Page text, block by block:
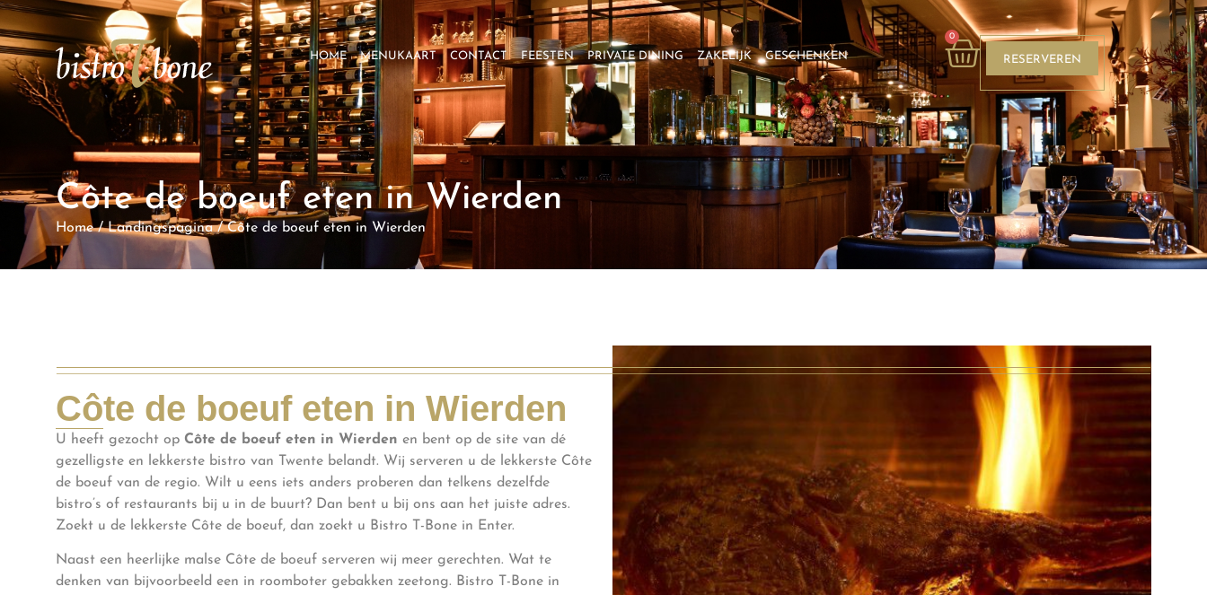
Côte de boeuf eten in Wierden
Home/Landingspagina/Côte de boeuf eten in Wierden
HOME MENUKAART CONTACT FEESTEN PRIVATE DINING ZAKELIJK GESCHENKEN
0
RESERVEREN
Côte de boeuf eten in Wierden
U heeft gezocht op Côte de boeuf eten in Wierden en bent op de site van dé
gezelligste en lekkerste bistro van Twente belandt. Wij serveren u de lekkerste Côte
de boeuf van de regio. Wilt u eens iets anders proberen dan telkens dezelfde
bistro’s of restaurants bij u in de buurt? Dan bent u bij ons aan het juiste adres.
Zoekt u de lekkerste Côte de boeuf, dan zoekt u Bistro T-Bone in Enter.
Naast een heerlijke malse Côte de boeuf serveren wij meer gerechten. Wat te
denken van bijvoorbeeld een in roomboter gebakken zeetong. Bistro T-Bone in